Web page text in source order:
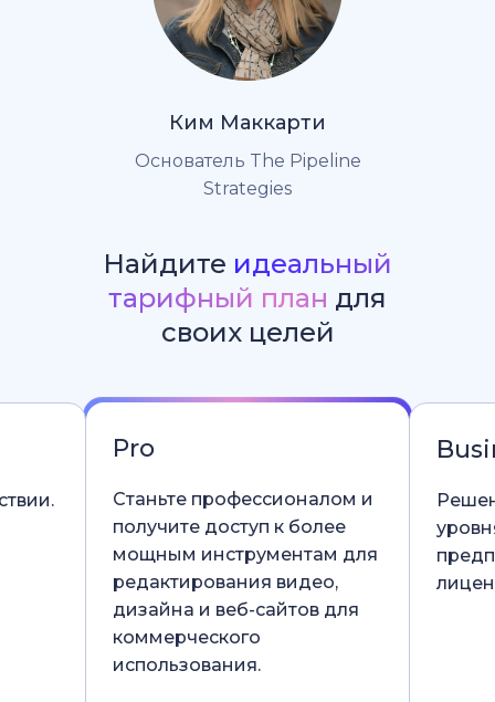
Ким Маккарти
Основатель The Pipeline
Strategies
Найдите идеальный
тарифный план для
своих целей
Pro
Станьте профессионалом и
получите доступ к более
мощным инструментам для
редактирования видео,
дизайна и веб-сайтов для
коммерческого
использования.